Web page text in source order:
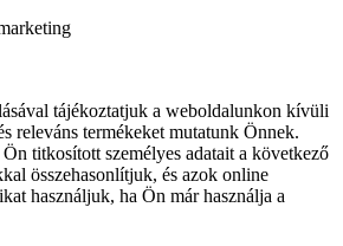
tájékoztatjuk a weboldalunkon kívüli
releváns termékeket mutatunk Önnek.
titkosított személyes adatait a következő
összehasonlítjuk, és azok online
használjuk, ha Ön már használja a